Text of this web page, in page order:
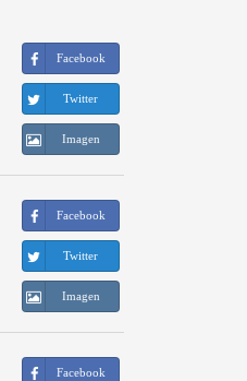
Facebook
Twitter
Imagen
Facebook
Twitter
Imagen
Facebook